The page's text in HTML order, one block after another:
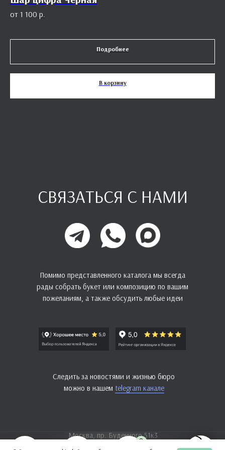
0
1 100 р.
Подробнее
В корзину
Москва, пр. Буденного 51к3
СВЯЗАТЬСЯ С НАМИ
Помимо представленного каталога мы всегда
рады собрать букет или композицию по вашим
пожеланиям, а также обсудить любые идеи
Следить за новостями и жизнью бюро
можно в нашем telegram канале